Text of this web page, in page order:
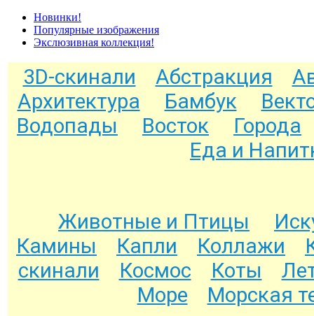
Новинки!
Популярные изображения
Экслюзивная коллекция!
3D-скинали Абстракция
Архитектура
Бамбук
Водопады
Восток
Города
Еда и
Животные и Птицы
Камины
Капли Коллажи
скинали
Космос Коты
Море
Морская